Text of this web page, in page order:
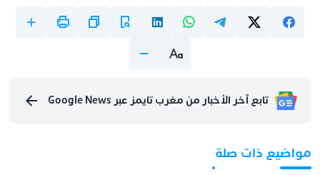
تابع آخر الأخبار من مغرب تايمز عبر Google News
مواضيع ذات صلة